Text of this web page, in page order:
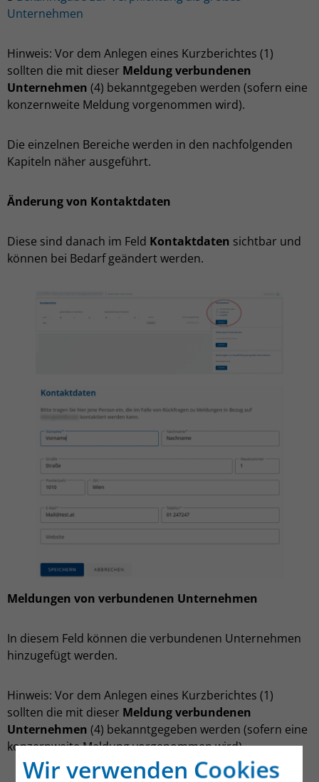
Wir verwenden Cookies
Unternehmen
Hinweis: Vor dem Anlegen eines Kurzberichtes (1)
sollten die mit dieser Meldung verbundenen
Unternehmen (4) bekanntgegeben werden (sofern eine
konzernweite Meldung vorgenommen wird).
Die einzelnen Bereiche werden in den nachfolgenden
Kapiteln näher ausgeführt.
Änderung von Kontaktdaten
Diese sind danach im Feld Kontaktdaten sichtbar und
können bei Bedarf geändert werden.
Meldungen von verbundenen Unternehmen
In diesem Feld können die verbundenen Unternehmen
hinzugefügt werden.
Hinweis: Vor dem Anlegen eines Kurzberichtes (1)
sollten die mit dieser Meldung verbundenen
Unternehmen (4) bekanntgegeben werden (sofern eine
konzernweite Meldung vorgenommen wird).